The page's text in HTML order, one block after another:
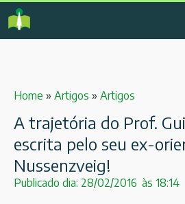
Home » Artigos » Artigos
A trajetória do Prof.
escrita pelo seu ex-
Nussenzveig!
Publicado dia: 28/02/2016 às 18:14